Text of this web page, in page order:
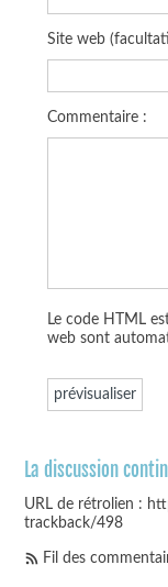
Site web
Commentaire :
Le code HTML
web sont
La discussion
URL de rétrolien :
trackback/498
Fil des